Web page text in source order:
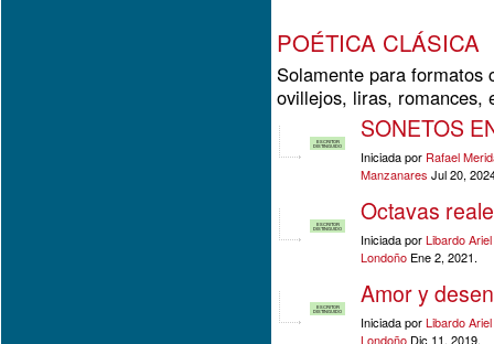
POÉTICA CLÁSICA
Solamente para formatos
ovillejos, liras, romances,
ESCRITOR
DISTINGUIDO
SONETOS
Iniciada por Rafael
Manzanares Jul 20,
ESCRITOR
DISTINGUIDO
Octavas
Iniciada porLibardo
Londoño Ene 2, 2021.
ESCRITOR
DISTINGUIDO
Amor y
Iniciada porLibardo
Londoño Dic 11, 2019.